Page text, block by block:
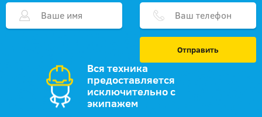
Отправить
Вся техника
предоставляется
исключительно с
экипажем